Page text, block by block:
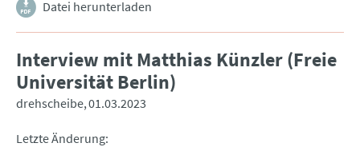
Datei herunterladen
Interview mit Matthias Künzler (Freie
Universität Berlin)
drehscheibe 01.03.2023
Letzte Änderung